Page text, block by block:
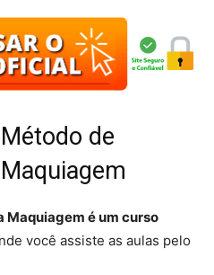
de
Maquiagem é um curso
você assiste as aulas pelo